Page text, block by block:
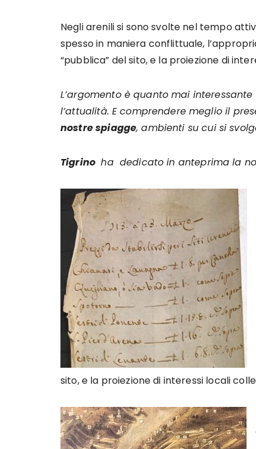
Negli arenili si sono svolte nel tempo
spesso in maniera conflittuale,
“pubblica” del sito, e la proiezione di
L’argomento è quanto mai
l’attualità. E comprendere meglio il
nostre spiagge, ambienti su cui si
Tigrino ha dedicato in anteprima la
sito, e la proiezione di interessi locali